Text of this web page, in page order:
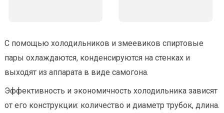
С помощью холодильников и змеевиков спиртовые
пары охлаждаются, конденсируются на стенках и
выходят из аппарата в виде самогона.
Эффективность и экономичность холодильника зависят
от его конструкции: количество и диаметр трубок, длина.